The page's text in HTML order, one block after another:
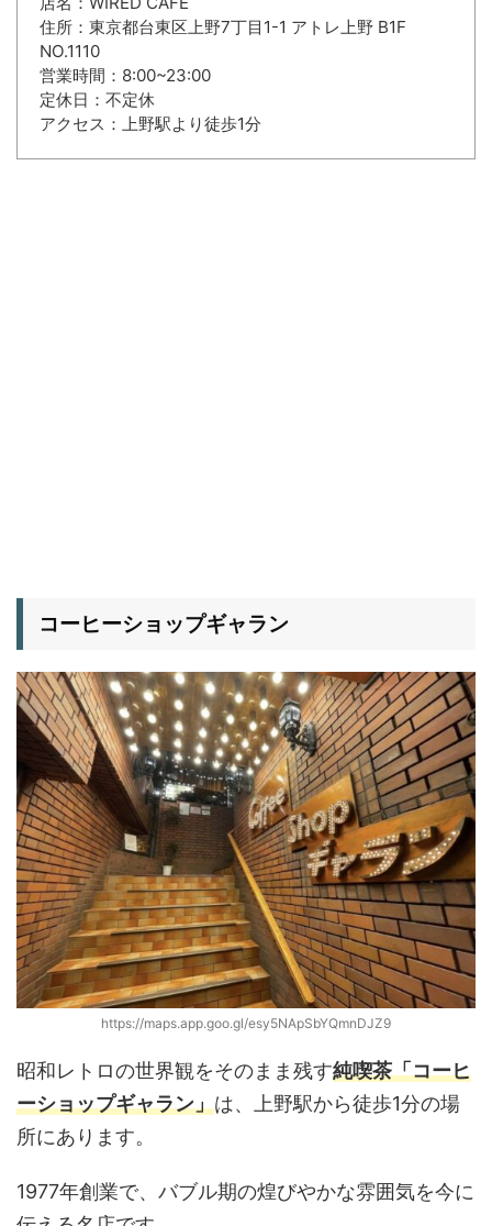
住所：東京都台東区上野7丁目1-1 アトレ上野 B1F
NO.1110
営業時間：8:00~23:00
定休日：不定休
アクセス：上野駅より徒歩1分
コーヒーショップギャラン
https://maps.app.goo.gl/esy5NApSbYQmnDJZ9
昭和レトロの世界観をそのまま残す純喫茶「コーヒ
ーショップギャラン」は、上野駅から徒歩1分の場
所にあります。
1977年創業で、バブル期の煌びやかな雰囲気を今に